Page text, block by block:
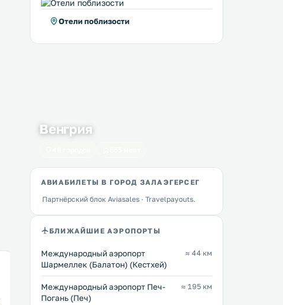
1 км
Apartmanhotel Szent Kristóf
40 … 73 $
Апарт-отель Szent Kristóf
≈ 46 $
Отели поблизости
Венгрия
АВИАБИЛЕТЫ В ГОРОД ЗАЛАЭГЕРСЕГ
Партнёрский блок Aviasales · Travelpayouts.
БЛИЖАЙШИЕ АЭРОПОРТЫ
Международный аэропорт
Шармеллек (Балатон) (Кестхей)
≈ 44 км
Международный аэропорт Печ-
Погань (Печ)
≈ 195 км